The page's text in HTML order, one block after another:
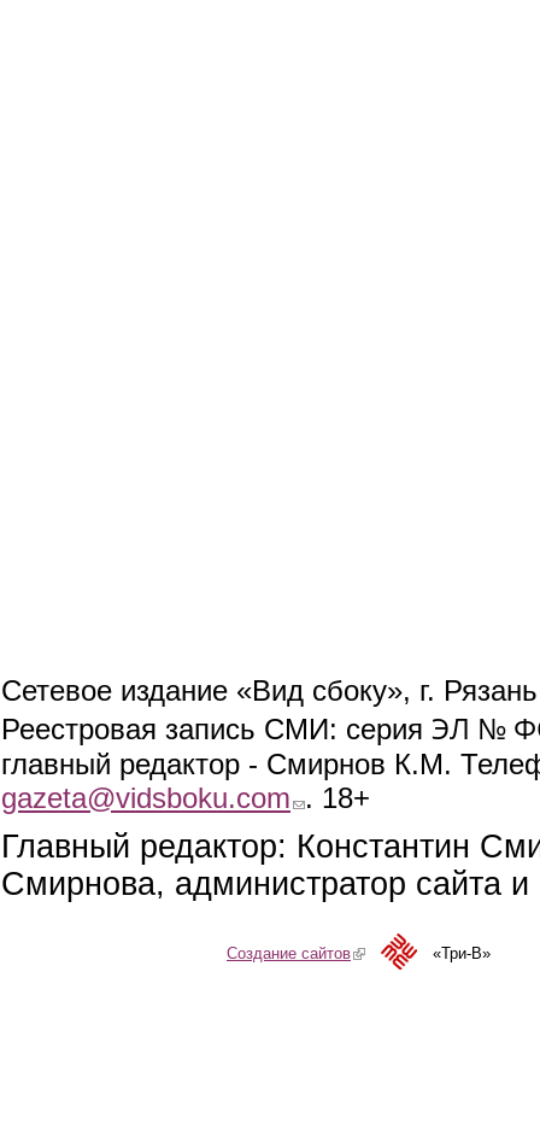
Сетевое издание «Вид сбоку», г.
Реестровая запись СМИ: серия ЭЛ №
главный редактор - Смирнов К.М.
gazeta@vidsboku.com (link sends e-mail)
. 18+
Главный редактор: Константин
Смирнова, администратор сайта
Создание сайтов(link is external)«Три-В»